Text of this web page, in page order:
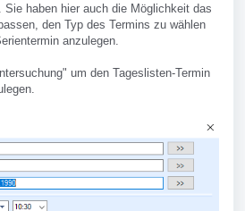
Sie haben hier auch die Möglichkeit das
den Typ des Termins zu wählen
anzulegen.
um den Tageslisten-Termin